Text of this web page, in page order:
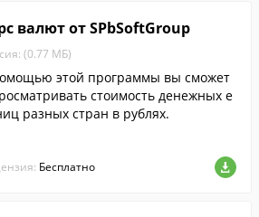
валют от SPbSoftGroup
(0.77 МБ)
этой программы вы сможет
стоимость денежных е
разных стран в рублях.
Бесплатно